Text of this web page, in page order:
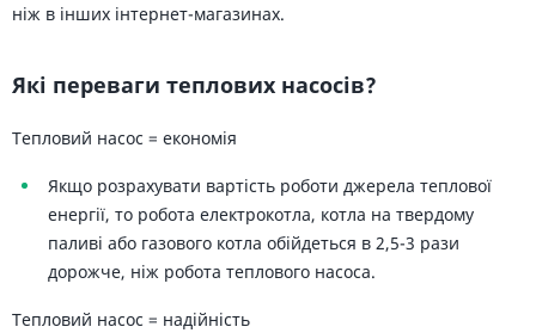
ніж в інших інтернет-магазинах.
Які переваги теплових насосів?
Тепловий насос = економія
Якщо розрахувати вартість роботи джерела теплової
енергії, то робота електрокотла, котла на твердому
паливі або газового котла обійдеться в 2,5-3 рази
дорожче, ніж робота теплового насоса.
Тепловий насос = надійність